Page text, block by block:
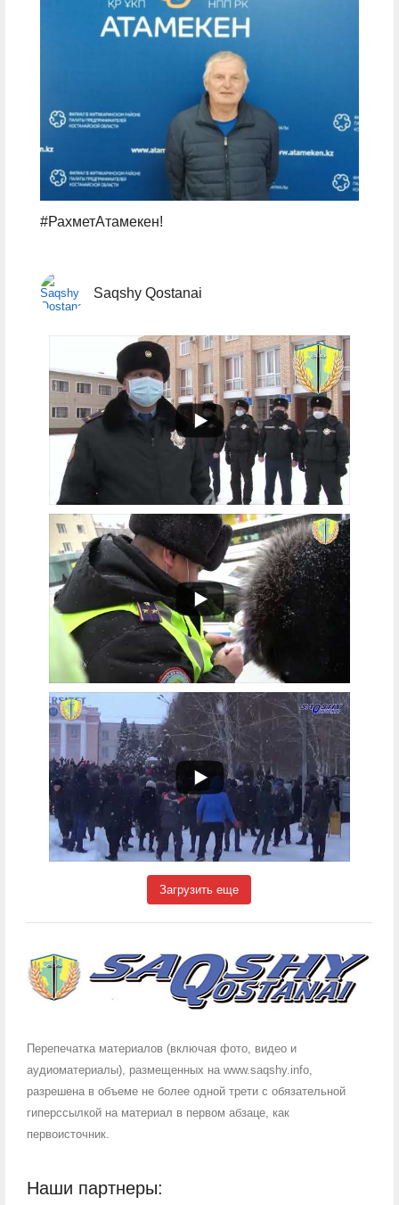
#РахметАтамекен!
Saqshy Qostanai
Загрузить еще
Перепечатка материалов (включая фото, видео и
аудиоматериалы), размещенных на www.saqshy.info,
разрешена в объеме не более одной трети с обязательной
гиперссылкой на материал в первом абзаце, как
первоисточник.
Наши партнеры: